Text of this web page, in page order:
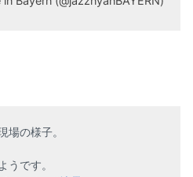
場の様子。
うです。